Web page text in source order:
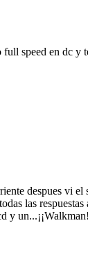
speed en dc y
despues vi
las
y